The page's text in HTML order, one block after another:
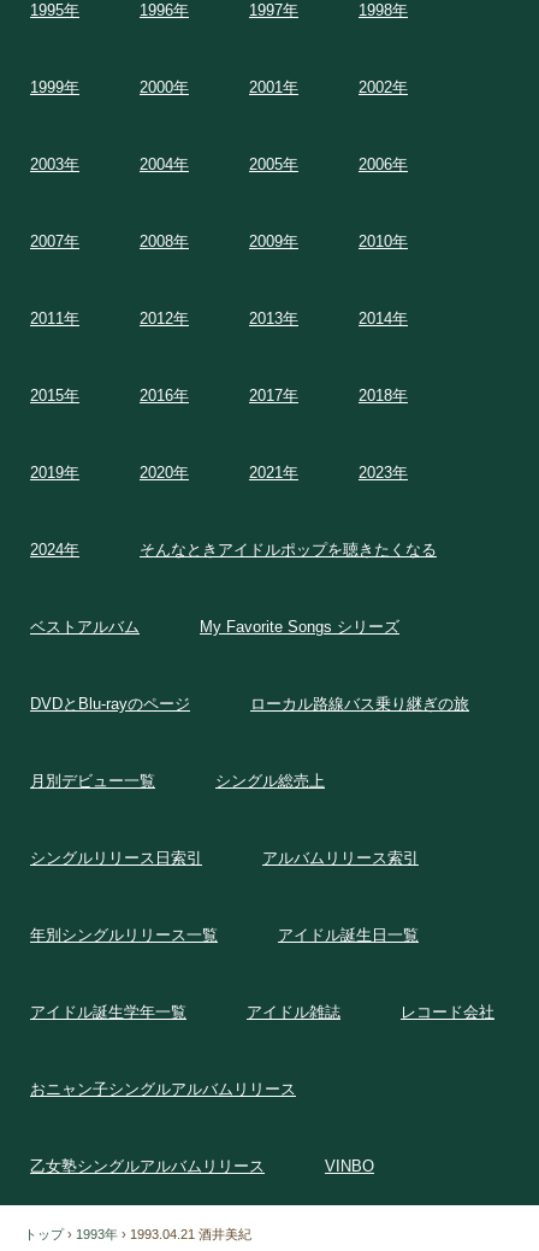
1995年 1996年 1997年 1998年
1999年 2000年 2001年 2002年
2003年 2004年 2005年 2006年
2007年 2008年 2009年 2010年
2011年 2012年 2013年 2014年
2015年 2016年 2017年 2018年
2019年 2020年 2021年 2023年
2024年 そんなときアイドルポップを聴きたくなる
ベストアルバム My Favorite Songs シリーズ
DVDとBlu-rayのページ ローカル路線バス乗り継ぎの旅
月別デビュー一覧 シングル総売上
シングルリリース日索引 アルバムリリース索引
年別シングルリリース一覧 アイドル誕生日一覧
アイドル誕生学年一覧 アイドル雑誌 レコード会社
おニャン子シングルアルバムリリース
乙女塾シングルアルバムリリース VINBO
トップ › 1993年 › 1993.04.21 酒井美紀